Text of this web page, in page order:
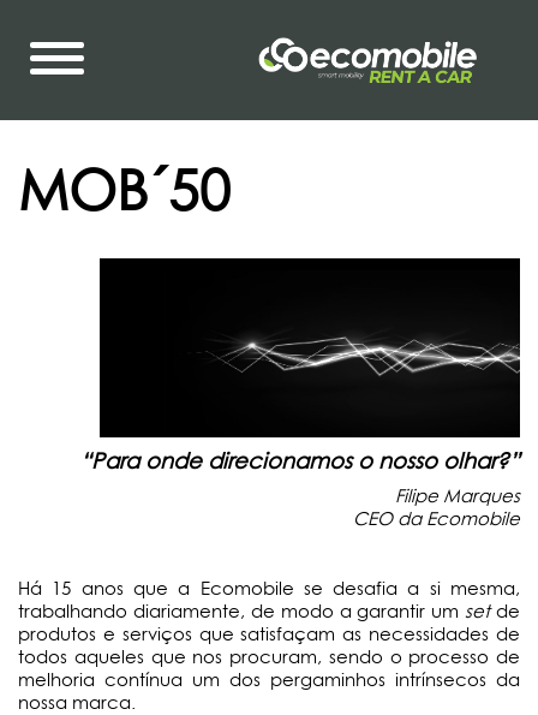
MOB´50
“Para onde direcionamos o nosso olhar?”
Filipe Marques
CEO da Ecomobile
Há 15 anos que a Ecomobile se desafia a si mesma,
trabalhando diariamente, de modo a garantir um setde
produtos e serviços que satisfaçam as necessidades de
todos aqueles que nos procuram, sendo o processo de
melhoria contínua um dos pergaminhos intrínsecos da
nossa marca.